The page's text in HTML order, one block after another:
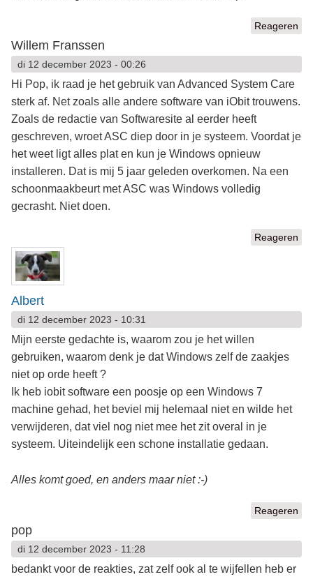
Reageren
Willem Franssen
di 12 december 2023 - 00:26
Hi Pop, ik raad je het gebruik van Advanced System Care
sterk af. Net zoals alle andere software van iObit trouwens.
Zoals de redactie van Softwaresite al eerder heeft
geschreven, wroet ASC diep door in je systeem. Voordat je
het weet ligt alles plat en kun je Windows opnieuw
installeren. Dat is mij 5 jaar geleden overkomen. Na een
schoonmaakbeurt met ASC was Windows volledig
gecrasht. Niet doen.
Reageren
Albert
di 12 december 2023 - 10:31
Mijn eerste gedachte is, waarom zou je het willen
gebruiken, waarom denk je dat Windows zelf de zaakjes
niet op orde heeft ?
Ik heb iobit software een poosje op een Windows 7
machine gehad, het beviel mij helemaal niet en wilde het
verwijderen, dat viel nog niet mee het zit overal in je
systeem. Uiteindelijk een schone installatie gedaan.
Alles komt goed, en anders maar niet :-)
Reageren
pop
di 12 december 2023 - 11:28
bedankt voor de reakties, zat zelf ook al te wijfellen heb er